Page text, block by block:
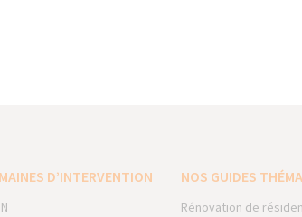
D’INTERVENTION NOS GUIDES
Rénovation de